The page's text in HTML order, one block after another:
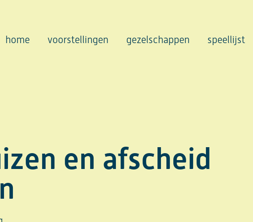
home voorstellingen gezelschappen speellijst
en afscheid